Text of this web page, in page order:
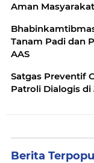
Aman Masyarakat
Tanam Padi dan
AAS
Satgas Preventif
Patroli Dialogis di
Berita